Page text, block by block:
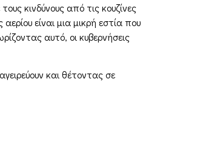
κινδύνους από τις κουζίνες
είναι μια μικρή εστία που
αυτό, οι κυβερνήσεις
και θέτοντας σε